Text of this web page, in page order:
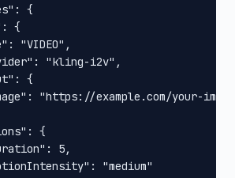
{
{
"VIDEO",
"kling-i2v",
{
"https://example.com/your-
{
5,
"medium"